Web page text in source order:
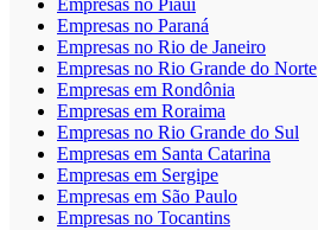
Empresas no Piauí
Empresas no Paraná
Empresas no Rio de Janeiro
Empresas no Rio Grande do Norte
Empresas em Rondônia
Empresas em Roraima
Empresas no Rio Grande do Sul
Empresas em Santa Catarina
Empresas em Sergipe
Empresas em São Paulo
Empresas no Tocantins